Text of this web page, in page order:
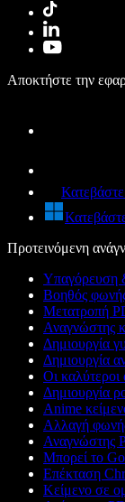
Αποκτήστε την
Προτεινόμενη
Υπαγόρευση
Βοηθός
Μετατροπή
Αναγνώστης
Δημιουργία
Δημιουργία
Οι καλύτεροι
Δημιουργία
Anime
Αλλαγή
Αναγνώστης
Μπορεί το
Επέκταση
Κείμενο σε